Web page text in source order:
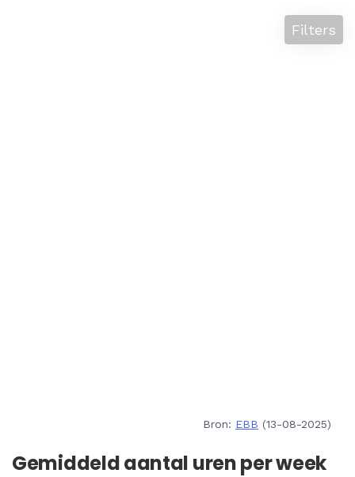
Filters
Bron: EBB (13-08-2025)
Gemiddeld aantal uren per week